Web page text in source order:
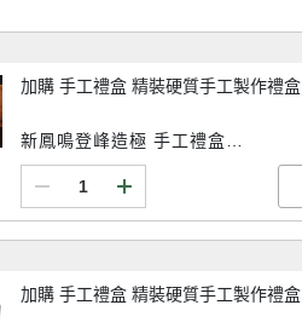
加購 手工禮盒 精裝硬質手工製作禮盒
新鳳鳴登峰造極 手工禮盒組
加購 手工禮盒 精裝硬質手工製作禮盒